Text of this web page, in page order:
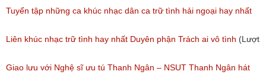
Tuyển tập những ca khúc nhạc dân ca trữ tình hải ngoại hay nhất
(Lượt nghe: 277)
Liên khúc nhạc trữ tình hay nhất Duyên phận Trách ai vô tình (Lượt
nghe: 193)
Giao lưu với Nghệ sĩ ưu tú Thanh Ngân – NSUT Thanh Ngân hát